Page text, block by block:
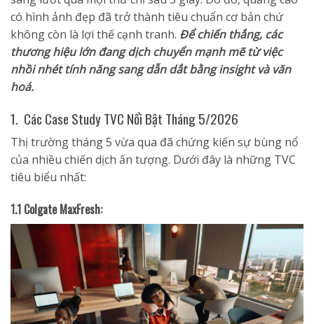
có hình ảnh đẹp đã trở thành tiêu chuẩn cơ bản chứ
không còn là lợi thế cạnh tranh. Để chiến thắng, các
thương hiệu lớn đang dịch chuyển mạnh mẽ từ việc
nhồi nhét tính năng sang dẫn dắt bằng insight và văn
hoá.
1. Các Case Study TVC Nổi Bật Tháng 5/2026
Thị trường tháng 5 vừa qua đã chứng kiến sự bùng nổ
của nhiều chiến dịch ấn tượng. Dưới đây là những TVC
tiêu biểu nhất:
1.1 Colgate MaxFresh: